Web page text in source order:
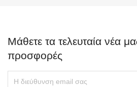
Μάθετε τα τελευταία νέα
προσφορές